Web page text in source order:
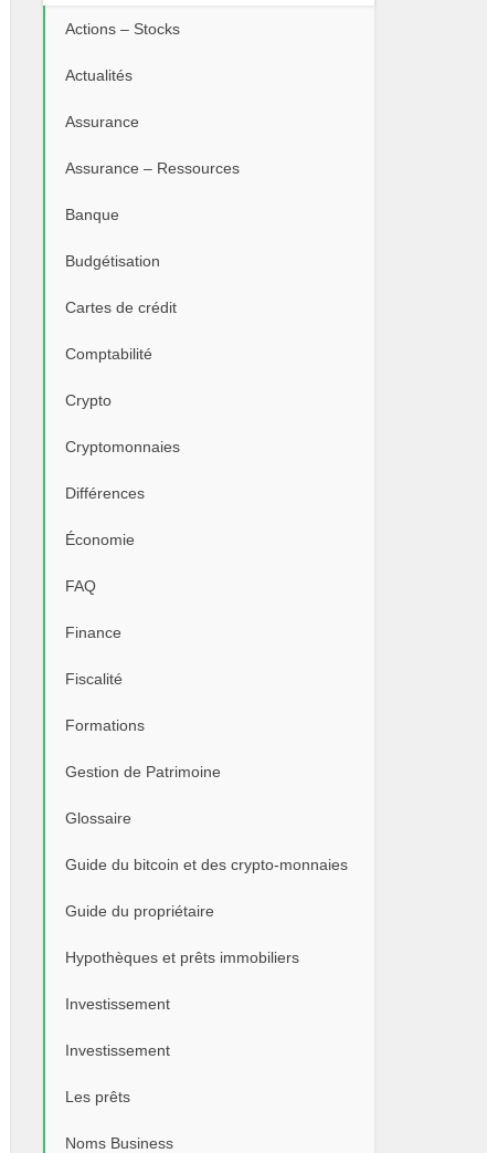
Actions – Stocks
Actualités
Assurance
Assurance – Ressources
Banque
Budgétisation
Cartes de crédit
Comptabilité
Crypto
Cryptomonnaies
Différences
Économie
FAQ
Finance
Fiscalité
Formations
Gestion de Patrimoine
Glossaire
Guide du bitcoin et des crypto-monnaies
Guide du propriétaire
Hypothèques et prêts immobiliers
Investissement
Investissement
Les prêts
Noms Business